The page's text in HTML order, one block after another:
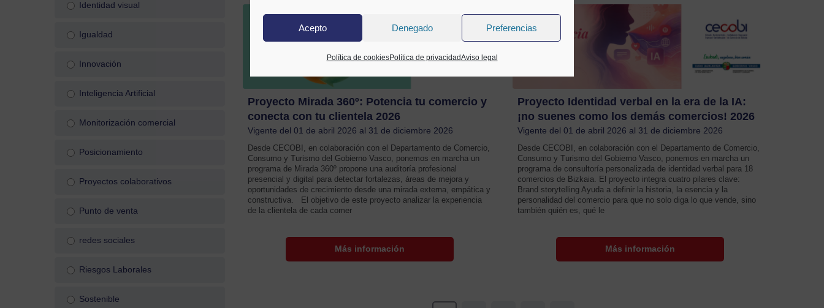
Acepto Denegado Preferencias
Política de cookiesPolítica de privacidadAviso legal
Proyecto Mirada 360º: Potencia tu comercio y
conecta con tu clientela 2026
Vigente del 01 de abril 2026 al 31 de diciembre 2026
Desde CECOBI, en colaboración con el Departamento de Comercio,
Consumo y Turismo del Gobierno Vasco, ponemos en marcha un
programa de Mirada 360º propone una auditoría profesional
presencial y digital para detectar fortalezas, áreas de mejora y
oportunidades de crecimiento desde una mirada externa, empática y
constructiva. El objetivo de este proyecto analizar la experiencia
de la clientela de cada comer
Más información
Proyecto Identidad verbal en la era de la IA:
¡no suenes como los demás comercios! 2026
Vigente del 01 de abril 2026 al 31 de diciembre 2026
Desde CECOBI, en colaboración con el Departamento de Comercio,
Consumo y Turismo del Gobierno Vasco, ponemos en marcha un
programa de consultoría personalizada de identidad verbal para 18
comercios de Bizkaia. El proyecto integra cuatro pilares clave:
Brand storytelling Ayuda a definir la historia, la esencia y la
personalidad del comercio para que no solo diga lo que vende, sino
también quién es, qué le
Más información
Identidad visual
Igualdad
Innovación
Inteligencia Artificial
Monitorización comercial
Posicionamiento
Proyectos colaborativos
Punto de venta
redes sociales
Riesgos Laborales
Sostenible